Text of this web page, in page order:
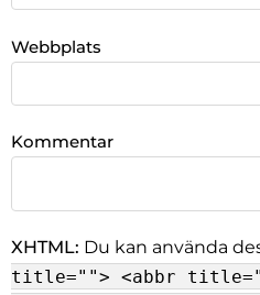
Webbplats
Kommentar
XHTML: Du kan använda
title=""> <abbr